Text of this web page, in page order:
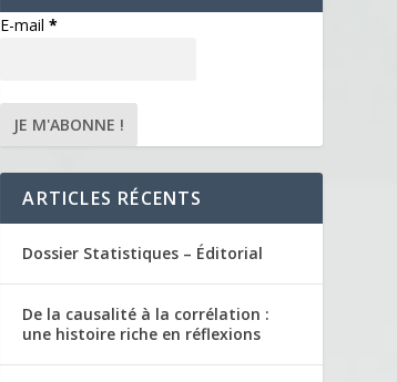
E-mail*
ARTICLES RÉCENTS
Dossier Statistiques – Éditorial
De la causalité à la corrélation :
une histoire riche en réflexions